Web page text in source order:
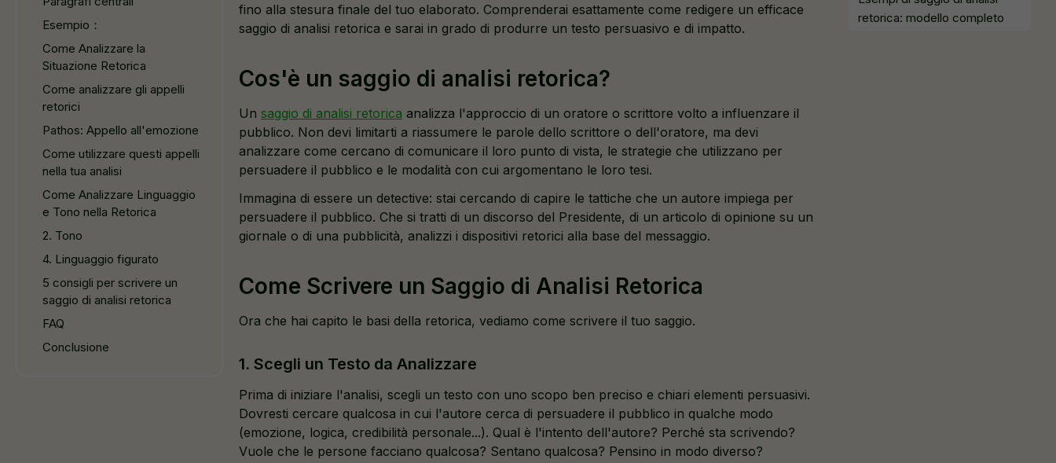
Esempio：
Come Analizzare la
Situazione Retorica
Come analizzare gli appelli
retorici
Pathos: Appello all'emozione
Come utilizzare questi appelli
nella tua analisi
Come Analizzare Linguaggio
e Tono nella Retorica
2. Tono
4. Linguaggio figurato
5 consigli per scrivere un
saggio di analisi retorica
FAQ
Conclusione
fino alla stesura finale del tuo elaborato. Comprenderai esattamente come redigere un efficace
saggio di analisi retorica e sarai in grado di produrre un testo persuasivo e di impatto.
Cos'è un saggio di analisi retorica?
Un saggio di analisi retorica analizza l'approccio di un oratore o scrittore volto a influenzare il
pubblico. Non devi limitarti a riassumere le parole dello scrittore o dell'oratore, ma devi
analizzare come cercano di comunicare il loro punto di vista, le strategie che utilizzano per
persuadere il pubblico e le modalità con cui argomentano le loro tesi.
Immagina di essere un detective: stai cercando di capire le tattiche che un autore impiega per
persuadere il pubblico. Che si tratti di un discorso del Presidente, di un articolo di opinione su un
giornale o di una pubblicità, analizzi i dispositivi retorici alla base del messaggio.
Come Scrivere un Saggio di Analisi Retorica
Ora che hai capito le basi della retorica, vediamo come scrivere il tuo saggio.
1. Scegli un Testo da Analizzare
Prima di iniziare l'analisi, scegli un testo con uno scopo ben preciso e chiari elementi persuasivi.
Dovresti cercare qualcosa in cui l'autore cerca di persuadere il pubblico in qualche modo
(emozione, logica, credibilità personale...). Qual è l'intento dell'autore? Perché sta scrivendo?
Vuole che le persone facciano qualcosa? Sentano qualcosa? Pensino in modo diverso?
retorica: modello completo